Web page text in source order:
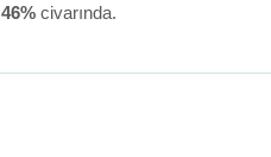
46%civarında.